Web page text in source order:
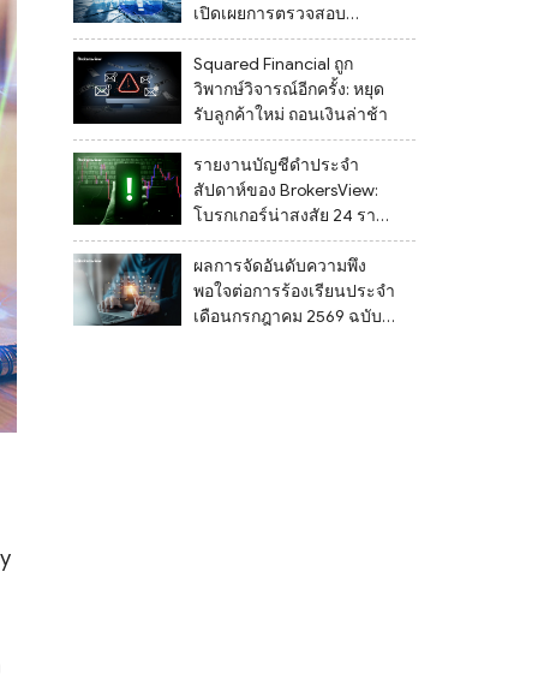
เปิดเผยการตรวจสอบ
เอกสารที่ไม่สิ้นสุดและไม่
สามารถถอนเงินได้
Squared Financial ถูก
วิพากษ์วิจารณ์อีกครั้ง: หยุด
รับลูกค้าใหม่ ถอนเงินล่าช้า
รายงานบัญชีดำประจำ
สัปดาห์ของ BrokersView:
โบรกเกอร์น่าสงสัย 24 รายที่
ถูกระบุระหว่างวันที่ 27
กรกฎาคม ถึง 2 สิงหาคม
2569
ผลการจัดอันดับความพึง
พอใจต่อการร้องเรียนประจำ
เดือนกรกฎาคม 2569 ฉบับ